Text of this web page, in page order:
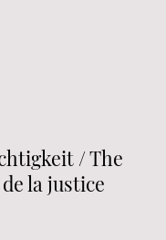
/ The
la justice